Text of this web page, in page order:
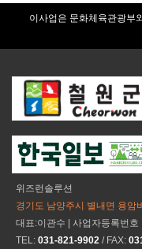
이사업은 문화체육관광부
위즈런솔루션
경기도 남양주시 별내면 용암
대표:이관수 | 사업자등록번
TEL: 031-821-9902 / FAX: